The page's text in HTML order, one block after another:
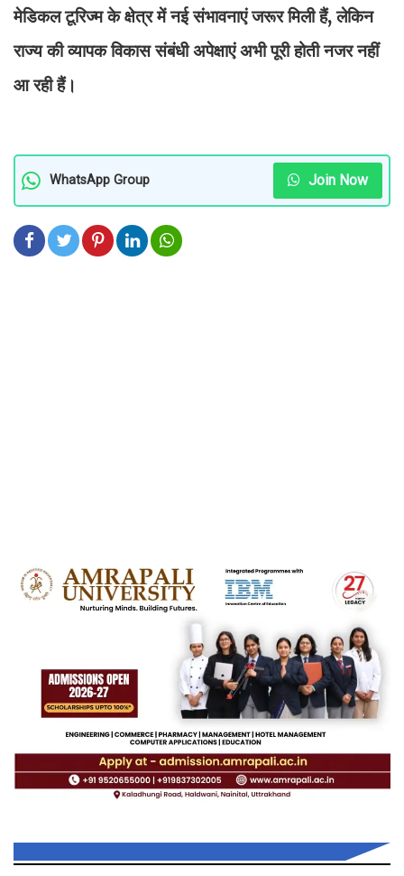
मेडिकल टूरिज्म के क्षेत्र में नई संभावनाएं जरूर मिली हैं, लेकिन
राज्य की व्यापक विकास संबंधी अपेक्षाएं अभी पूरी होती नजर नहीं
आ रही हैं।
WhatsApp Group Join Now